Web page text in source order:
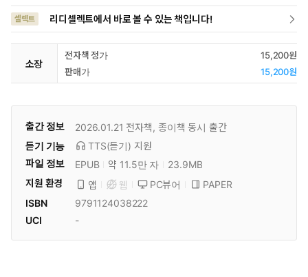
셀렉트 리디셀렉트에서 바로 볼 수 있는 책입니다!
소장
전자책 정가
15,200원
판매가
15,200원
출간 정보 2026.01.21 전자책, 종이책 동시 출간
듣기 기능
TTS(듣기) 지원
파일 정보
EPUB 약 11.5만 자
23.9MB
지원 환경
앱 웹 PC뷰어
PAPER
ISBN
9791124038222
UCI
-